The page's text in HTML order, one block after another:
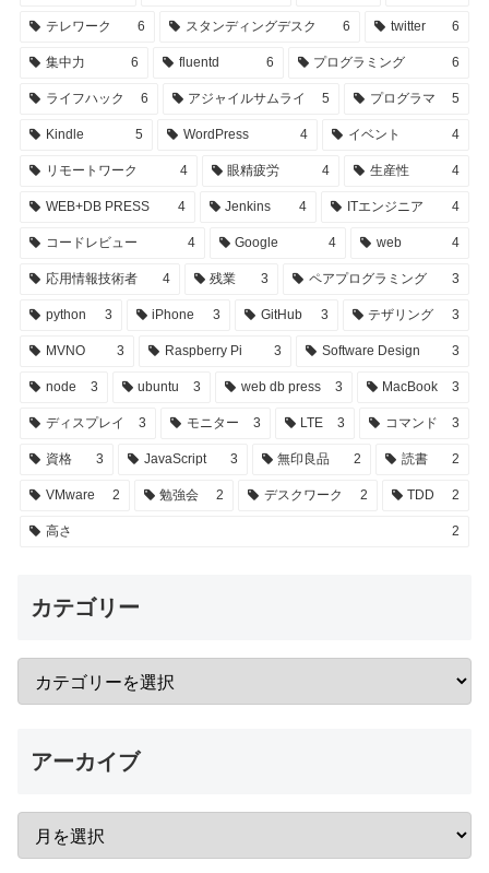
テレワーク 6 スタンディングデスク 6 twitter 6
集中力 6 fluentd 6 プログラミング 6
ライフハック 6 アジャイルサムライ 5 プログラマ 5
Kindle 5 WordPress 4 イベント 4
リモートワーク 4 眼精疲労 4 生産性 4
WEB+DB PRESS 4 Jenkins 4 ITエンジニア 4
コードレビュー 4 Google 4 web 4
応用情報技術者 4 残業 3 ペアプログラミング 3
python 3 iPhone 3 GitHub 3 テザリング 3
MVNO 3 Raspberry Pi 3 Software Design 3
node 3 ubuntu 3 web db press 3 MacBook 3
ディスプレイ 3 モニター 3 LTE 3 コマンド 3
資格 3 JavaScript 3 無印良品 2 読書 2
VMware 2 勉強会 2 デスクワーク 2 TDD 2
高さ 2
カテゴリー
アーカイブ